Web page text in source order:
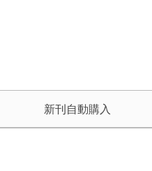
新刊自動購入